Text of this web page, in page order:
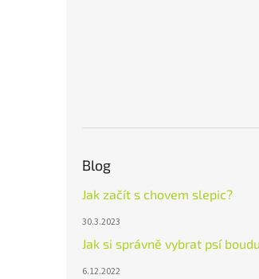
Blog
Jak začít s chovem slepic?
30.3.2023
Jak si správně vybrat psí boudu
6.12.2022